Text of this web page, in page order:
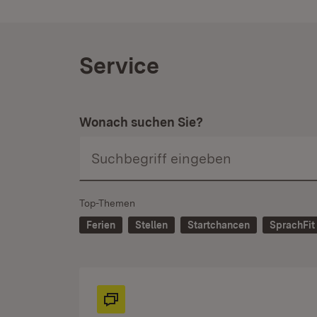
Service
Wonach suchen Sie?
Top-Themen
Ferien
Stellen Startchancen SprachFit